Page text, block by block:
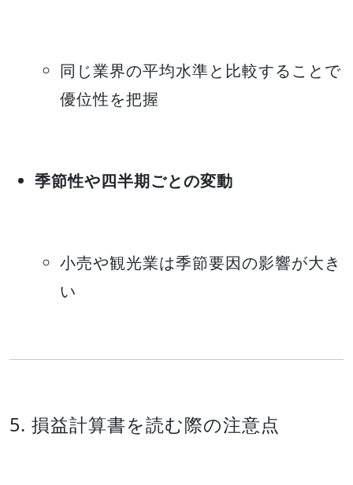
同じ業界の平均水準と比較することで
優位性を把握
季節性や四半期ごとの変動
小売や観光業は季節要因の影響が大き
い
5. 損益計算書を読む際の注意点